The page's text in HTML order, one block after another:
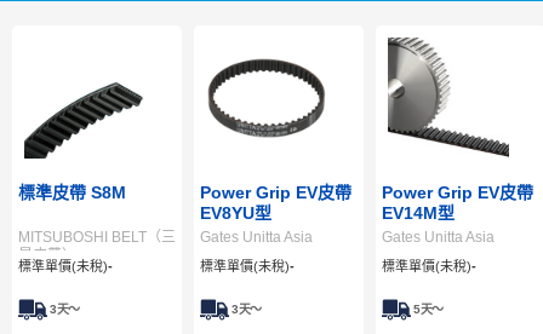
標準皮帶 S8M
MITSUBOSHI BELT（三
星皮帶）
標準單價(未稅)-
3天～
Power Grip EV皮帶
EV8YU型
Gates Unitta Asia
標準單價(未稅)-
3天～
Power Grip EV皮帶
EV14M型
Gates Unitta Asia
標準單價(未稅)-
5天～